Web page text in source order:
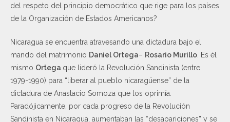
del respeto del principio democrático que rige para los países
de la Organización de Estados Americanos?
Nicaragua se encuentra atravesando una dictadura bajo el
mando del matrimonio Daniel Ortega– Rosario Murillo . Es él
mismo Ortega que lideró la Revolución Sandinista (entre
1979-1990) para “liberar al pueblo nicaragüense” de la
dictadura de Anastacio Somoza que los oprimía.
Paradójicamente, por cada progreso de la Revolución
Sandinista en Nicaragua, aumentaban las “desapariciones” y se